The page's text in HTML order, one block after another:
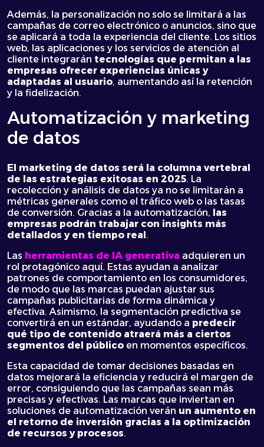
Además, la personalización no solo se limitará a las
campañas de correo electrónico o anuncios, sino que
se aplicará a toda la experiencia del cliente. Los sitios
web, las aplicaciones y los servicios de atención al
cliente integrarán tecnologías que permitan a las
empresas ofrecer experiencias únicas y
adaptadas al usuario, aumentando así la retención
y la fidelización.
Automatización y marketing
de datos
El marketing de datos será la columna vertebral
de las estrategias exitosas en 2025. La
recolección y análisis de datos ya no se limitarán a
métricas generales como el tráfico web o las tasas
de conversión. Gracias a la automatización, las
empresas podrán trabajar con insights más
detallados y en tiempo real.
Las herramientas de IA generativa adquieren un
rol protagónico aquí. Estas ayudan a analizar
patrones de comportamiento en los consumidores,
de modo que las marcas puedan ajustar sus
campañas publicitarias de forma dinámica y
efectiva. Asimismo, la segmentación predictiva se
convertirá en un estándar, ayudando a predecir
qué tipo de contenido atraerá más a ciertos
segmentos del público en momentos específicos.
Esta capacidad de tomar decisiones basadas en
datos mejorará la eficiencia y reducirá el margen de
error, consiguiendo que las campañas sean más
precisas y efectivas. Las marcas que inviertan en
soluciones de automatización verán un aumento en
el retorno de inversión gracias a la optimización
de recursos y procesos.